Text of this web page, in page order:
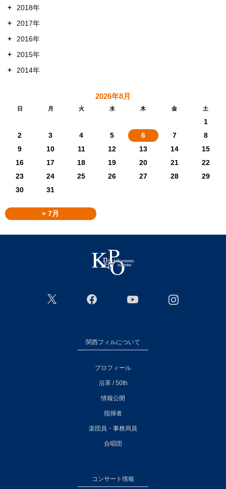
+
2018年
+
2017年
+
2016年
+
2015年
+
2014年
2026年8月
日 月 火 水 木 金 土
« 7月
1
2
3 4 5 6 7
8
9
10 11 12 13 14
15
16
17 18 19 20 21
22
23
24 25 26 27 28
29
30
31
関西フィルについて
プロフィール
沿革 / 50th
情報公開
指揮者
楽団員・事務局員
合唱団
コンサート情報